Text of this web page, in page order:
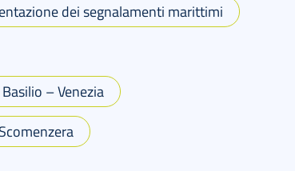
dei segnalamenti marittimi
– Venezia